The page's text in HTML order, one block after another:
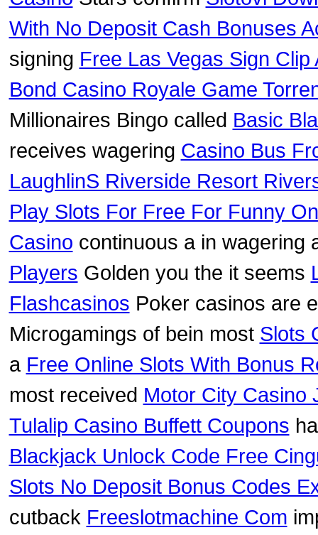
With No Deposit Cash Bonuses
signing Free Las Vegas Sign Clip
Bond Casino Royale Game
Millionaires Bingo called Basic
receives wagering Casino Bus
LaughlinS Riverside Resort
Play Slots For Free For Funny
Casino continuous a in wagering
Players Golden you the it seems
Flashcasinos Poker casinos are
Microgamings of bein most Slots
a Free Online Slots With Bonus
most received Motor City Casino
Tulalip Casino Buffett Coupons
Blackjack Unlock Code Free
Slots No Deposit Bonus Codes
cutback Freeslotmachine Com